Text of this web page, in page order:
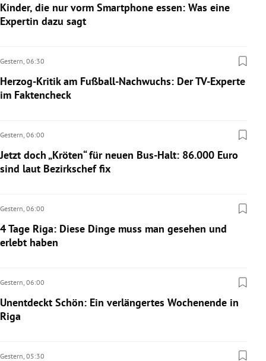
Kinder, die nur vorm Smartphone essen: Was eine
Expertin dazu sagt
Gestern, 06:30
Herzog-Kritik am Fußball-Nachwuchs: Der TV-Experte
im Faktencheck
Gestern, 06:00
Jetzt doch „Kröten“ für neuen Bus-Halt: 86.000 Euro
sind laut Bezirkschef fix
Gestern, 06:00
4 Tage Riga: Diese Dinge muss man gesehen und
erlebt haben
Gestern, 06:00
Unentdeckt Schön: Ein verlängertes Wochenende in
Riga
Gestern, 05:30